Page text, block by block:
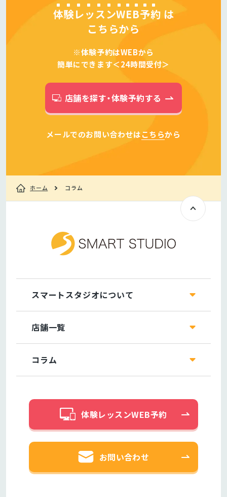
体験レッスンWEB予約 は
こちらから
※体験予約はWEBから
簡単にできます＜24時間受付＞
店舗を探す・体験予約する
メールでのお問い合わせはこちらから
ホーム コラム
スマートスタジオについて
店舗一覧
コラム
体験レッスンWEB予約
お問い合わせ